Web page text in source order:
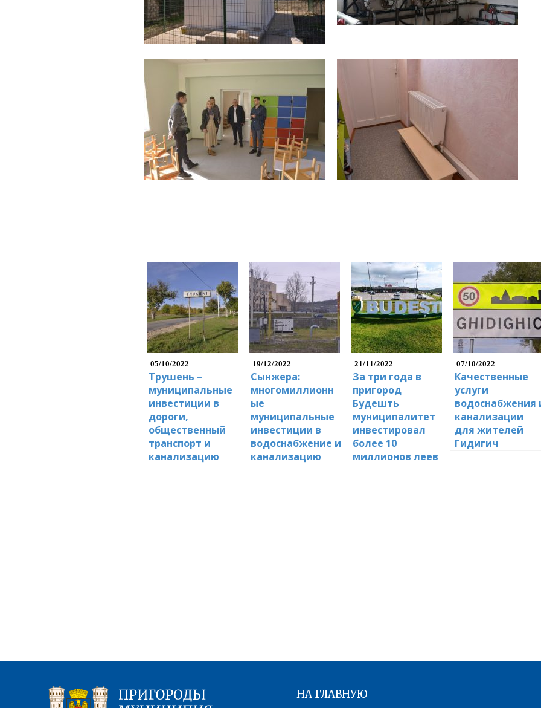
05/10/2022
Трушень –
муниципальные
инвестиции в
дороги,
общественный
транспорт и
канализацию
19/12/2022
Сынжера:
многомиллионн
ые
муниципальные
инвестиции в
водоснабжение и
канализацию
21/11/2022
За три года в
пригород
Будешть
муниципалитет
инвестировал
более 10
миллионов леев
07/10/2022
Качественные
услуги
водоснабжения
канализации
для жителей
Гидигич
НА ГЛАВНУЮ